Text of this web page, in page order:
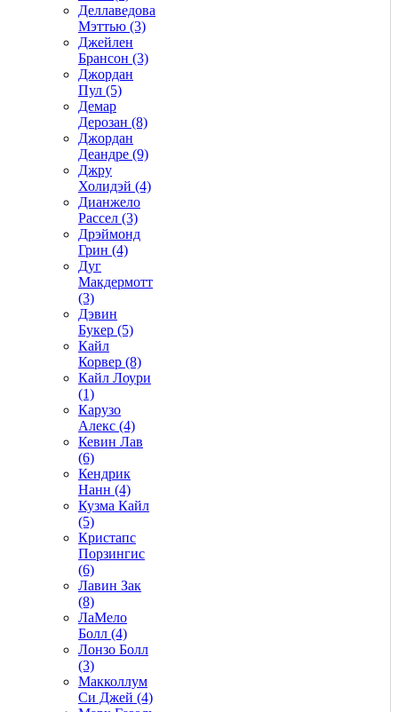
Деллаведова
Мэттью (3)
Джейлен
Брансон (3)
Джордан
Пул (5)
Демар
Дерозан (8)
Джордан
Деандре (9)
Джру
Холидэй (4)
Дианжело
Рассел (3)
Дрэймонд
Грин (4)
Дуг
Макдермотт
(3)
Дэвин
Букер (5)
Кайл
Корвер (8)
Кайл Лоури
(1)
Карузо
Алекс (4)
Кевин Лав
(6)
Кендрик
Нанн (4)
Кузма Кайл
(5)
Кристапс
Порзингис
(6)
Лавин Зак
(8)
ЛаМело
Болл (4)
Лонзо Болл
(3)
Макколлум
Си Джей (4)